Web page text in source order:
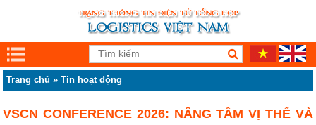
Trang chủ »Tin hoạt động
VSCN CONFERENCE 2026: NÂNG TẦM VỊ THẾ VÀ